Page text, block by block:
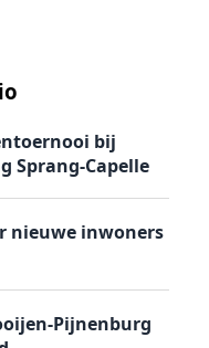
bij
Sprang-Capelle
nieuwe inwoners
Pijnenburg